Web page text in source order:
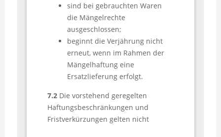
sind bei gebrauchten Waren
die Mängelrechte
ausgeschlossen;
beginnt die Verjährung nicht
erneut, wenn im Rahmen der
Mängelhaftung eine
Ersatzlieferung erfolgt.
7.2Die vorstehend geregelten
Haftungsbeschränkungen und
Fristverkürzungen gelten nicht